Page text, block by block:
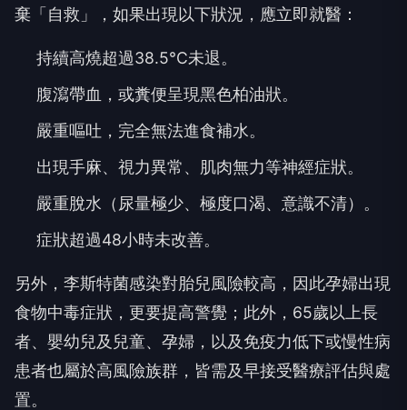
棄「自救」，如果出現以下狀況，應立即就醫：
持續高燒超過38.5°C未退。
腹瀉帶血，或糞便呈現黑色柏油狀。
嚴重嘔吐，完全無法進食補水。
出現手麻、視力異常、肌肉無力等神經症狀。
嚴重脫水（尿量極少、極度口渴、意識不清）。
症狀超過48小時未改善。
另外，李斯特菌感染對胎兒風險較高，因此孕婦出現
食物中毒症狀，更要提高警覺；此外，65歲以上長
者、嬰幼兒及兒童、孕婦，以及免疫力低下或慢性病
患者也屬於高風險族群，皆需及早接受醫療評估與處
置。